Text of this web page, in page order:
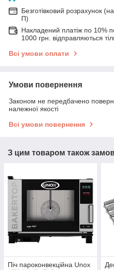
Безготівковий розрахунок
П)
Накладений платіж по 10%
1000 грн. відправляються
Всі умови оплати
Умови повернення
Законом не передбачено
належної якості
Всі умови повернення
З цим товаром також
Піч пароконвекційна Unox